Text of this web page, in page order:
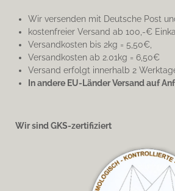
Wir versenden mit Deutsche Post
kostenfreier Versand ab 100,-€
Versandkosten bis 2kg = 5,50€,
Versandkosten ab 2.01kg = 6,50€
Versand erfolgt innerhalb 2
In andere EU-Länder Versand auf
Wir sind GKS-zertifiziert